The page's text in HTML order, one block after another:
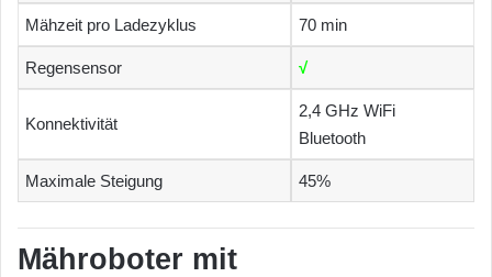
Mähzeit pro Ladezyklus 70 min
Regensensor √
Konnektivität
2,4 GHz WiFi
Bluetooth
Maximale Steigung 45%
Mähroboter mit